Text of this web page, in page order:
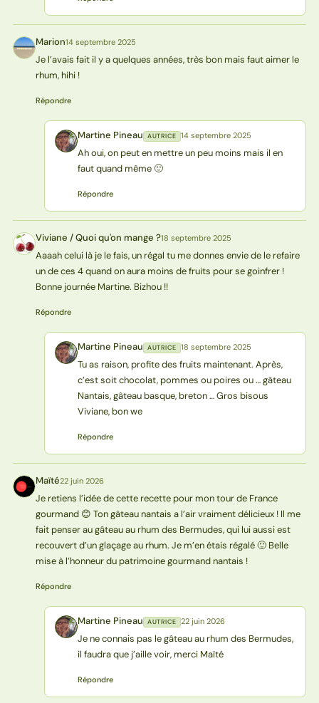
M Marion14 septembre 2025
Je l’avais fait il y a quelques années, très bon mais faut aimer le
rhum, hihi !
Répondre
MP Martine Pineau AUTRICE 14 septembre 2025
Ah oui, on peut en mettre un peu moins mais il en
faut quand même 🙂
Répondre
V? Viviane / Quoi qu'on mange ?18 septembre 2025
Aaaah celui là je le fais, un régal tu me donnes envie de le refaire
un de ces 4 quand on aura moins de fruits pour se goinfrer !
Bonne journée Martine. Bizhou !!
Répondre
MP Martine Pineau AUTRICE 18 septembre 2025
Tu as raison, profite des fruits maintenant. Après,
c’est soit chocolat, pommes ou poires ou … gâteau
Nantais, gâteau basque, breton … Gros bisous
Viviane, bon we
Répondre
M Maïté22 juin 2026
Je retiens l’idée de cette recette pour mon tour de France
gourmand 😊 Ton gâteau nantais a l’air vraiment délicieux ! Il me
fait penser au gâteau au rhum des Bermudes, qui lui aussi est
recouvert d’un glaçage au rhum. Je m’en étais régalé 🙂 Belle
mise à l’honneur du patrimoine gourmand nantais !
Répondre
MP Martine Pineau AUTRICE 22 juin 2026
Je ne connais pas le gâteau au rhum des Bermudes,
il faudra que j’aille voir, merci Maïté
Répondre